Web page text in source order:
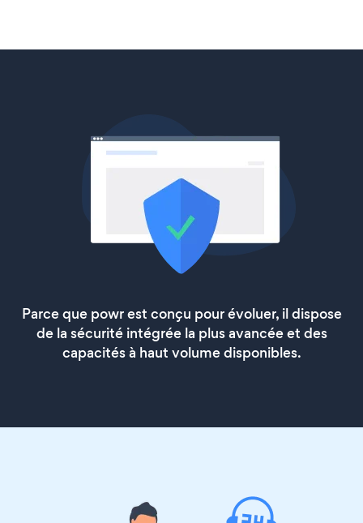
Parce que powr est conçu pour évoluer, il dispose
de la sécurité intégrée la plus avancée et des
capacités à haut volume disponibles.